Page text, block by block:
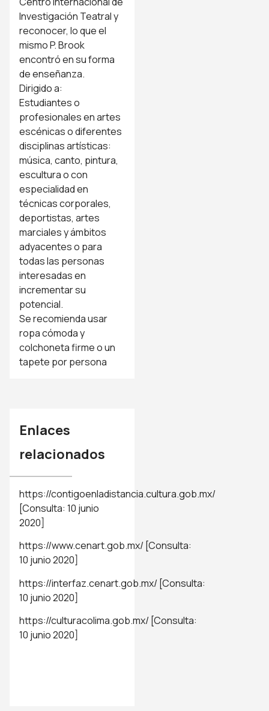
Investigación Teatral y
reconocer, lo que el
mismo P. Brook
encontró en su forma
de enseñanza.
Dirigido a:
Estudiantes o
profesionales en artes
escénicas o diferentes
disciplinas artísticas:
música, canto, pintura,
escultura o con
especialidad en
técnicas corporales,
deportistas, artes
marciales y ámbitos
adyacentes o para
todas las personas
interesadas en
incrementar su
potencial.
Se recomienda usar
ropa cómoda y
colchoneta firme o un
tapete por persona
Enlaces
relacionados
https://contigoenladistancia.cultura.gob.mx/
[Consulta: 10 junio
2020]
https://www.cenart.gob.mx/ [Consulta:
10 junio 2020]
https://interfaz.cenart.gob.mx/ [Consulta:
10 junio 2020]
https://culturacolima.gob.mx/ [Consulta:
10 junio 2020]